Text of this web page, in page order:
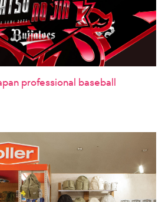
professional baseball